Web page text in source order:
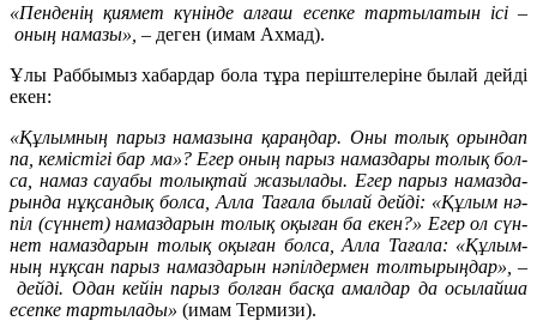
«Пенденің қия­мет кү­нін­де ал­ғаш есеп­ке тар­ты­ла­тын ісі –
оның на­мазы» – деген (имам Ахмад).
Ұлы Раб­бы­мыз ха­бар­дар бо­ла тұ­ра пе­ріш­те­ле­рі­не бы­лай дейді
екен:
«Құ­лым­ның па­рыз на­ма­зы­на қа­раң­дар. Оны то­лық орын­да­п
па, ке­міс­ті­гі бар ма»? Егер оның па­рыз на­маз­да­ры то­лық бол­
са, на­маз сауабы то­лық­тай жа­зы­ла­ды. Егер па­рыз на­маз­да­
рын­да нұқ­сан­дық бол­са, Алла Та­ға­ла бы­лай дейді: «Құ­лым нә­
піл (сүн­нет) на­маз­да­рын то­лық оқы­ған ба екен?» Егер ол сүн­
нет на­маз­да­рын то­лық оқы­ған бол­са, Алла Та­ға­ла: «Құ­лым­
ның нұқ­сан парыз на­маз­да­рын нә­піл­дер­мен тол­ты­рың­дар», –
дейді. Одан кейін па­рыз болған бас­қа амал­дар да осы­лайша
есеп­ке тар­ты­ла­ды» (имам Термизи).